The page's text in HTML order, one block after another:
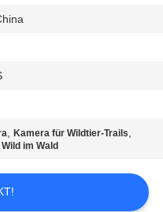
,Kamera für Wildtier-Trails,
im Wald